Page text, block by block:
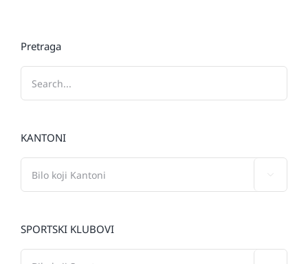
Pretraga
KANTONI
SPORTSKI KLUBOVI